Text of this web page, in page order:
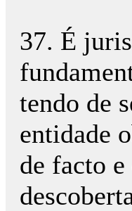
37. É
tendo de
entidade
de facto